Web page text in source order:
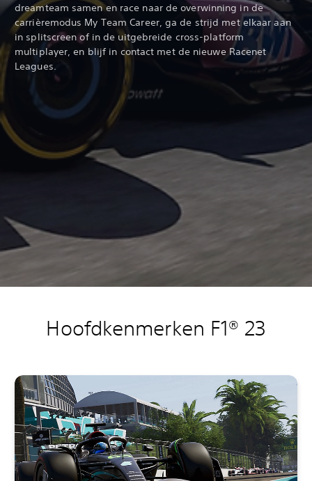
dreamteam samen en race naar de overwinning in de
carrièremodus My Team Career, ga de strijd met elkaar aan
in splitscreen of in de uitgebreide cross-platform
multiplayer, en blijf in contact met de nieuwe Racenet
Leagues.
Hoofdkenmerken F1® 23